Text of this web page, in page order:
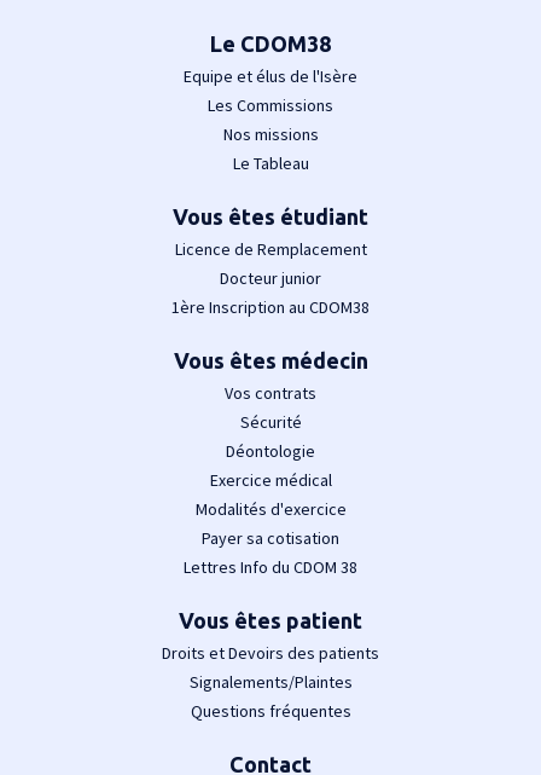
Le CDOM38
Equipe et élus de l'Isère
Les Commissions
Nos missions
Le Tableau
Vous êtes étudiant
Licence de Remplacement
Docteur junior
1ère Inscription au CDOM38
Vous êtes médecin
Vos contrats
Sécurité
Déontologie
Exercice médical
Modalités d'exercice
Payer sa cotisation
Lettres Info du CDOM 38
Vous êtes patient
Droits et Devoirs des patients
Signalements/Plaintes
Questions fréquentes
Contact